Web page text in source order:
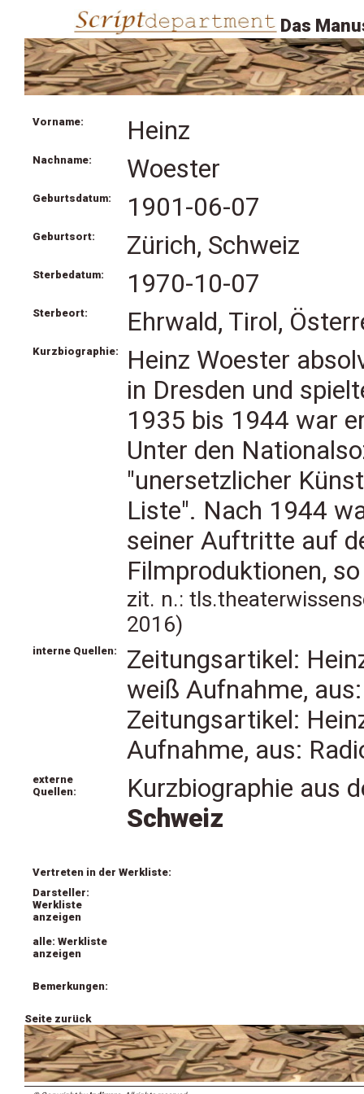
Das
Vorname: Heinz
Nachname: Woester
Geburtsdatum: 1901-06-07
Geburtsort: Zürich, Schweiz
Sterbedatum: 1970-10-07
Sterbeort: Ehrwald, Tirol,
Kurzbiographie:
Heinz Woester
in Dresden und
1935 bis 1944 war
Unter den
"unersetzlicher
Liste". Nach 1944
seiner Auftritte auf
Filmproduktionen,
zit. n.:
2016)
interne Quellen:
Zeitungsartikel:
weiß Aufnahme,
Zeitungsartikel:
Aufnahme, aus:
externe
Quellen:
Kurzbiographie aus
Schweiz
Vertreten in der Werkliste:
Darsteller:
Werkliste
anzeigen
alle: Werkliste
anzeigen
Bemerkungen:
Seite zurück